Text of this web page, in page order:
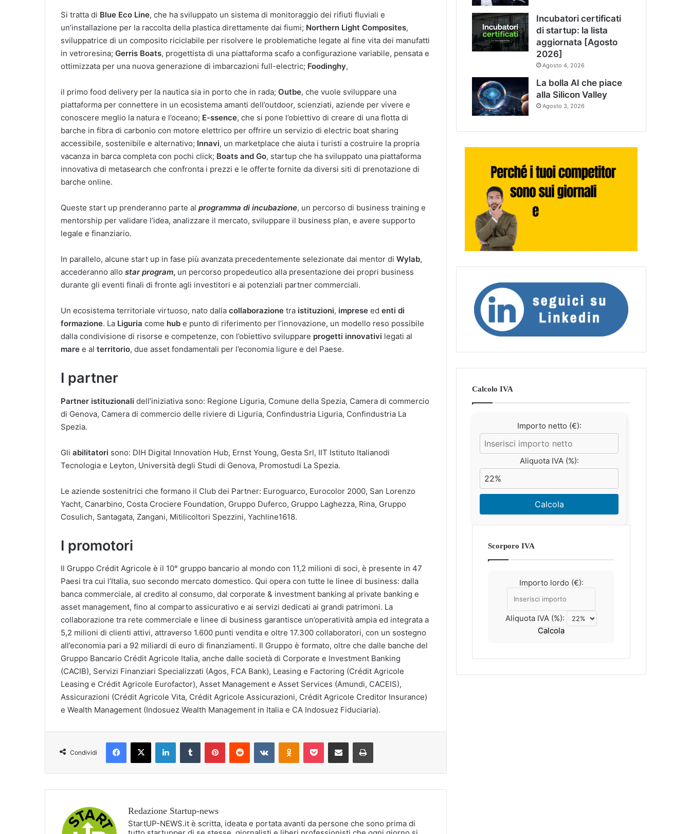
Si tratta di Blue Eco Line, che ha sviluppato un sistema di monitoraggio dei rifiuti fluviali e
un’installazione per la raccolta della plastica direttamente dai fiumi; Northern Light Composites,
sviluppatrice di un composito riciclabile per risolvere le problematiche legate al fine vita dei manufatti
in vetroresina; Gerris Boats, progettista di una piattaforma scafo a configurazione variabile, pensata e
ottimizzata per una nuova generazione di imbarcazioni full-electric; Foodinghy,
il primo food delivery per la nautica sia in porto che in rada; Outbe, che vuole sviluppare una
piattaforma per connettere in un ecosistema amanti dell’outdoor, scienziati, aziende per vivere e
conoscere meglio la natura e l’oceano; E-ssence, che si pone l’obiettivo di creare di una flotta di
barche in fibra di carbonio con motore elettrico per offrire un servizio di electric boat sharing
accessibile, sostenibile e alternativo; Innavi, un marketplace che aiuta i turisti a costruire la propria
vacanza in barca completa con pochi click; Boats and Go, startup che ha sviluppato una piattaforma
innovativa di metasearch che confronta i prezzi e le offerte fornite da diversi siti di prenotazione di
barche online.
Queste start up prenderanno parte al programma di incubazione, un percorso di business training e
mentorship per validare l’idea, analizzare il mercato, sviluppare il business plan, e avere supporto
legale e finanziario.
In parallelo, alcune start up in fase più avanzata precedentemente selezionate dai mentor di Wylab,
accederanno allo star program, un percorso propedeutico alla presentazione dei propri business
durante gli eventi finali di fronte agli investitori e ai potenziali partner commerciali.
Un ecosistema territoriale virtuoso, nato dalla collaborazione tra istituzioni, imprese ed enti di
formazione. La Liguria come hub e punto di riferimento per l’innovazione, un modello reso possibile
dalla condivisione di risorse e competenze, con l’obiettivo sviluppare progetti innovativi legati al
mare e al territorio, due asset fondamentali per l’economia ligure e del Paese.
I partner
Partner istituzionali dell’iniziativa sono: Regione Liguria, Comune della Spezia, Camera di commercio
di Genova, Camera di commercio delle riviere di Liguria, Confindustria Liguria, Confindustria La
Spezia.
Gli abilitatori sono: DIH Digital Innovation Hub, Ernst Young, Gesta Srl, IIT Istituto Italianodi
Tecnologia e Leyton, Università degli Studi di Genova, Promostudi La Spezia.
Le aziende sostenitrici che formano il Club dei Partner: Euroguarco, Eurocolor 2000, San Lorenzo
Yacht, Canarbino, Costa Crociere Foundation, Gruppo Duferco, Gruppo Laghezza, Rina, Gruppo
Cosulich, Santagata, Zangani, Mitilicoltori Spezzini, Yachline1618.
I promotori
Il Gruppo Crédit Agricole è il 10° gruppo bancario al mondo con 11,2 milioni di soci, è presente in 47
Paesi tra cui l’Italia, suo secondo mercato domestico. Qui opera con tutte le linee di business: dalla
banca commerciale, al credito al consumo, dal corporate & investment banking al private banking e
asset management, fino al comparto assicurativo e ai servizi dedicati ai grandi patrimoni. La
collaborazione tra rete commerciale e linee di business garantisce un’operatività ampia ed integrata a
5,2 milioni di clienti attivi, attraverso 1.600 punti vendita e oltre 17.300 collaboratori, con un sostegno
all’economia pari a 92 miliardi di euro di finanziamenti. Il Gruppo è formato, oltre che dalle banche del
Gruppo Bancario Crédit Agricole Italia, anche dalle società di Corporate e Investment Banking
(CACIB), Servizi Finanziari Specializzati (Agos, FCA Bank), Leasing e Factoring (Crédit Agricole
Leasing e Crédit Agricole Eurofactor), Asset Management e Asset Services (Amundi, CACEIS),
Assicurazioni (Crédit Agricole Vita, Crédit Agricole Assicurazioni, Crédit Agricole Creditor Insurance)
e Wealth Management (Indosuez Wealth Management in Italia e CA Indosuez Fiduciaria).
Condividi
Facebook
X LinkedInTumblrPinterestRedditVKontakteOdnoklassniki
PocketCondividi via Email Stampa
Redazione Startup-news
StartUP-NEWS.it è scritta, ideata e portata avanti da persone che sono prima di
Incubatori certificati
di startup: la lista
aggiornata [Agosto
2026]
Agosto 4, 2026
La bolla AI che piace
alla Silicon Valley
Agosto 3, 2026
Calcolo IVA
Importo netto (€):
Aliquota IVA (%):
Calcola
Scorporo IVA
Importo lordo (€):
Aliquota IVA (%):
Calcola